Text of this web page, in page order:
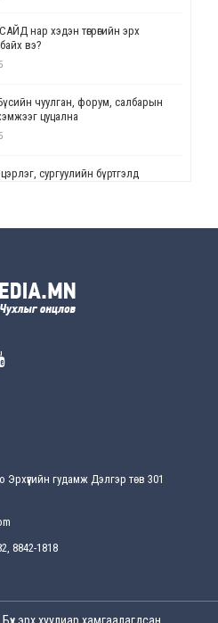
нар хэдэн төгрөгийн эрх
вэ?
чуулган, форум, салбарын
цуцална
сургуулийн бүртгэлд
ажлаа үнэлж, хэрэгжилтээ
комисс өвөлжилтийн бэлтгэл,
Эрхүүгийн гудамж Дэлгэр төв 301
8842-1818
. Бүх эрх хуулиар хамгаалагдсан.